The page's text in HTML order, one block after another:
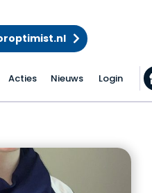
Acties Nieuws Login